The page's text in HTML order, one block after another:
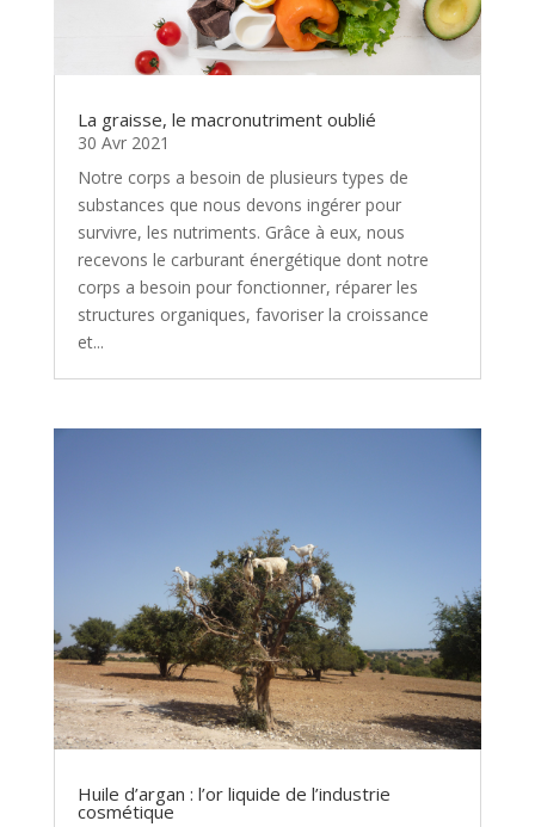
La graisse, le macronutriment oublié
30 Avr 2021
Notre corps a besoin de plusieurs types de
substances que nous devons ingérer pour
survivre, les nutriments. Grâce à eux, nous
recevons le carburant énergétique dont notre
corps a besoin pour fonctionner, réparer les
structures organiques, favoriser la croissance
et...
Huile d’argan : l’or liquide de l’industrie
cosmétique